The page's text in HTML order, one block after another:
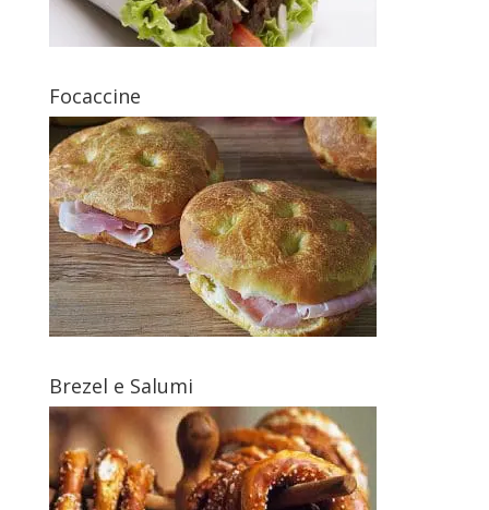
Focaccine
Brezel e Salumi